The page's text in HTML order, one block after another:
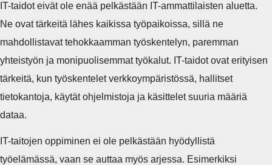
IT-taidot eivät ole enää pelkästään IT-ammattilaisten aluetta.
Ne ovat tärkeitä lähes kaikissa työpaikoissa, sillä ne
mahdollistavat tehokkaamman työskentelyn, paremman
yhteistyön ja monipuolisemmat työkalut. IT-taidot ovat erityisen
tärkeitä, kun työskentelet verkkoympäristössä, hallitset
tietokantoja, käytät ohjelmistoja ja käsittelet suuria määriä
dataa.
IT-taitojen oppiminen ei ole pelkästään hyödyllistä
työelämässä, vaan se auttaa myös arjessa. Esimerkiksi